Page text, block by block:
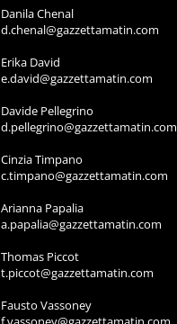
Danila Chenal
d.chenal@gazzettamatin.com
Erika David
e.david@gazzettamatin.com
Davide Pellegrino
d.pellegrino@gazzettamatin.com
Cinzia Timpano
c.timpano@gazzettamatin.com
Arianna Papalia
a.papalia@gazzettamatin.com
Thomas Piccot
t.piccot@gazzettamatin.com
Fausto Vassoney